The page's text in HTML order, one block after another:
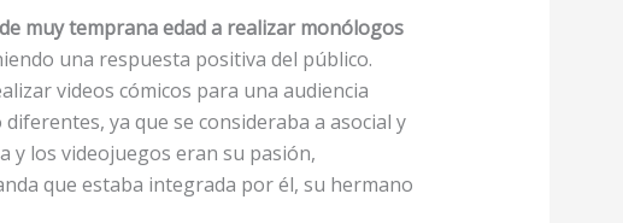
muy temprana edad a realizar monólogos
una respuesta positiva del público.
videos cómicos para una audiencia
ya que se consideraba a asocial y
y los videojuegos eran su pasión,
que estaba integrada por él, su hermano